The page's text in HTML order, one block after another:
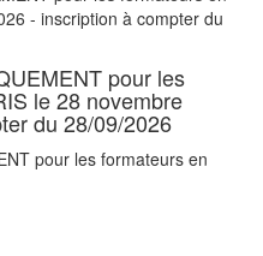
pour les
le 28 novembre
du 28/09/2026
pour les formateurs en